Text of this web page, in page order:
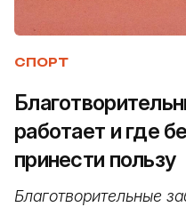
СПОРТ
работает и где
принести пользу
Благотворительные